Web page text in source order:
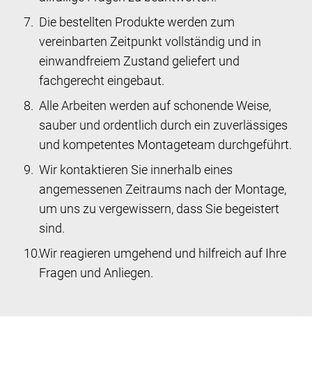
Die bestellten Produkte werden zum
vereinbarten Zeitpunkt vollständig und in
einwandfreiem Zustand geliefert und
fachgerecht eingebaut.
Alle Arbeiten werden auf schonende Weise,
sauber und ordentlich durch ein zuverlässiges
und kompetentes Montageteam durchgeführt.
Wir kontaktieren Sie innerhalb eines
angemessenen Zeitraums nach der Montage,
um uns zu vergewissern, dass Sie begeistert
sind.
Wir reagieren umgehend und hilfreich auf Ihre
Fragen und Anliegen.